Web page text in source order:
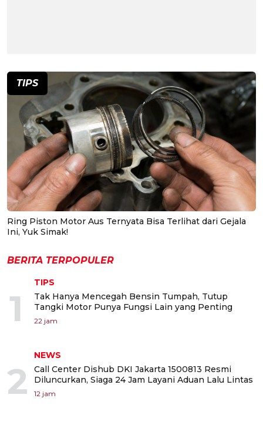
TIPS
Ring Piston Motor Aus Ternyata Bisa Terlihat dari Gejala
Ini, Yuk Simak!
BERITA TERPOPULER
1
TIPS
Tak Hanya Mencegah Bensin Tumpah, Tutup
Tangki Motor Punya Fungsi Lain yang Penting
22 jam
2
NEWS
Call Center Dishub DKI Jakarta 1500813 Resmi
Diluncurkan, Siaga 24 Jam Layani Aduan Lalu Lintas
12 jam